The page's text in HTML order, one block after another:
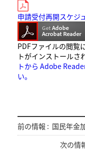
申請受付再開スケジ
PDFファイルの閲覧
トがインストールさ
トから Adobe
い。
前の情報 : 国民年金
次の情